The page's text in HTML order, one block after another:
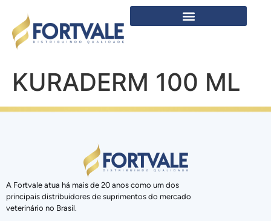
KURADERM 100 ML
A Fortvale atua há mais de 20 anos como um dos
principais distribuidores de suprimentos do mercado
veterinário no Brasil.